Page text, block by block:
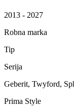
2013 - 2027
Robna marka
Tip
Serija
Geberit, Twyford,
Prima Style